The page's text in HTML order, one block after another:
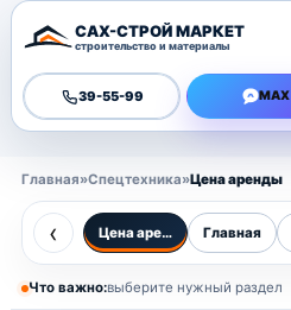
САХ-СТРОЙ МАРКЕТ
строительство и материалы
39-55-99 MAX
Главная»Спецтехника»Цена аренды
‹ Цена аренды Главная
Что важно:выберите нужный раздел